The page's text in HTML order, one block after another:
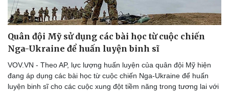
Du lịch
Tư vấn
Săn Tour
check-in
Podcast
Câu chuyện thời sự
Đọc truyện đêm khuya
Cửa sổ tình yêu
Kể chuyện cho bé
Hạt giống tâm hồn
Quân đội Mỹ sử dụng các bài học từ cuộc chiến
Nga-Ukraine để huấn luyện binh sĩ
VOV.VN - Theo AP, lực lượng huấn luyện của quân đội Mỹ hiện
đang áp dụng các bài học từ cuộc chiến Nga-Ukraine để huấn
luyện binh sĩ cho các cuộc xung đột tiềm năng trong tương lai với